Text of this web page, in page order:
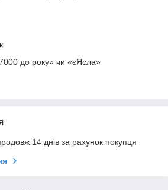
до року» чи «єЯсла»
14 днів за рахунок покупця